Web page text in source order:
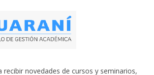
recibir novedades de cursos y seminarios,